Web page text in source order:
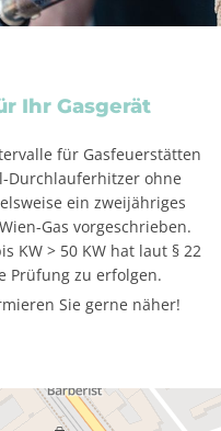
Ihr Gasgerät
für Gasfeuerstätten
Durchlauferhitzer ohne
ein zweijähriges
Gas vorgeschrieben.
KW > 50 KW hat laut § 22
Prüfung zu erfolgen.
Sie gerne näher!